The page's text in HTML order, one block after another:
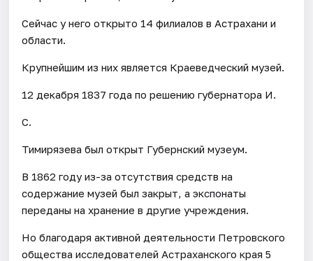
Сейчас у него открыто 14 филиалов в Астрахани и
области.
Крупнейшим из них является Краеведческий музей.
12 декабря 1837 года по решению губернатора И.
С.
Тимирязева был открыт Губернский музеум.
В 1862 году из-за отсутствия средств на
содержание музей был закрыт, а экспонаты
переданы на хранение в другие учреждения.
Но благодаря активной деятельности Петровского
общества исследователей Астраханского края 5